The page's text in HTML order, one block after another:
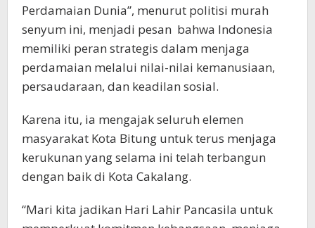
Perdamaian Dunia”, menurut politisi murah
senyum ini, menjadi pesan bahwa Indonesia
memiliki peran strategis dalam menjaga
perdamaian melalui nilai-nilai kemanusiaan,
persaudaraan, dan keadilan sosial.
Karena itu, ia mengajak seluruh elemen
masyarakat Kota Bitung untuk terus menjaga
kerukunan yang selama ini telah terbangun
dengan baik di Kota Cakalang.
“Mari kita jadikan Hari Lahir Pancasila untuk